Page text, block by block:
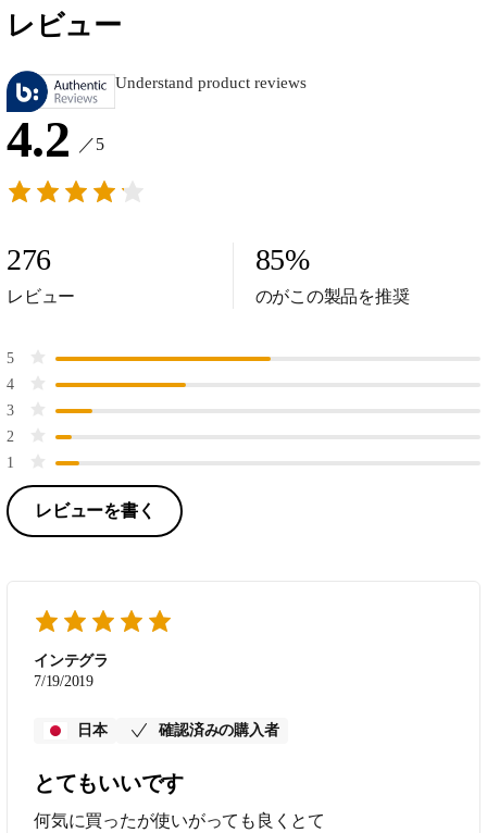
レビュー
Understand product reviews
4.2 ／5
276
レビュー
85%
のがこの製品を推奨
5
4
3
2
1
レビューを書く
インテグラ
7/19/2019
日本 確認済みの購入者
とてもいいです
何気に買ったが使いがっても良くとて